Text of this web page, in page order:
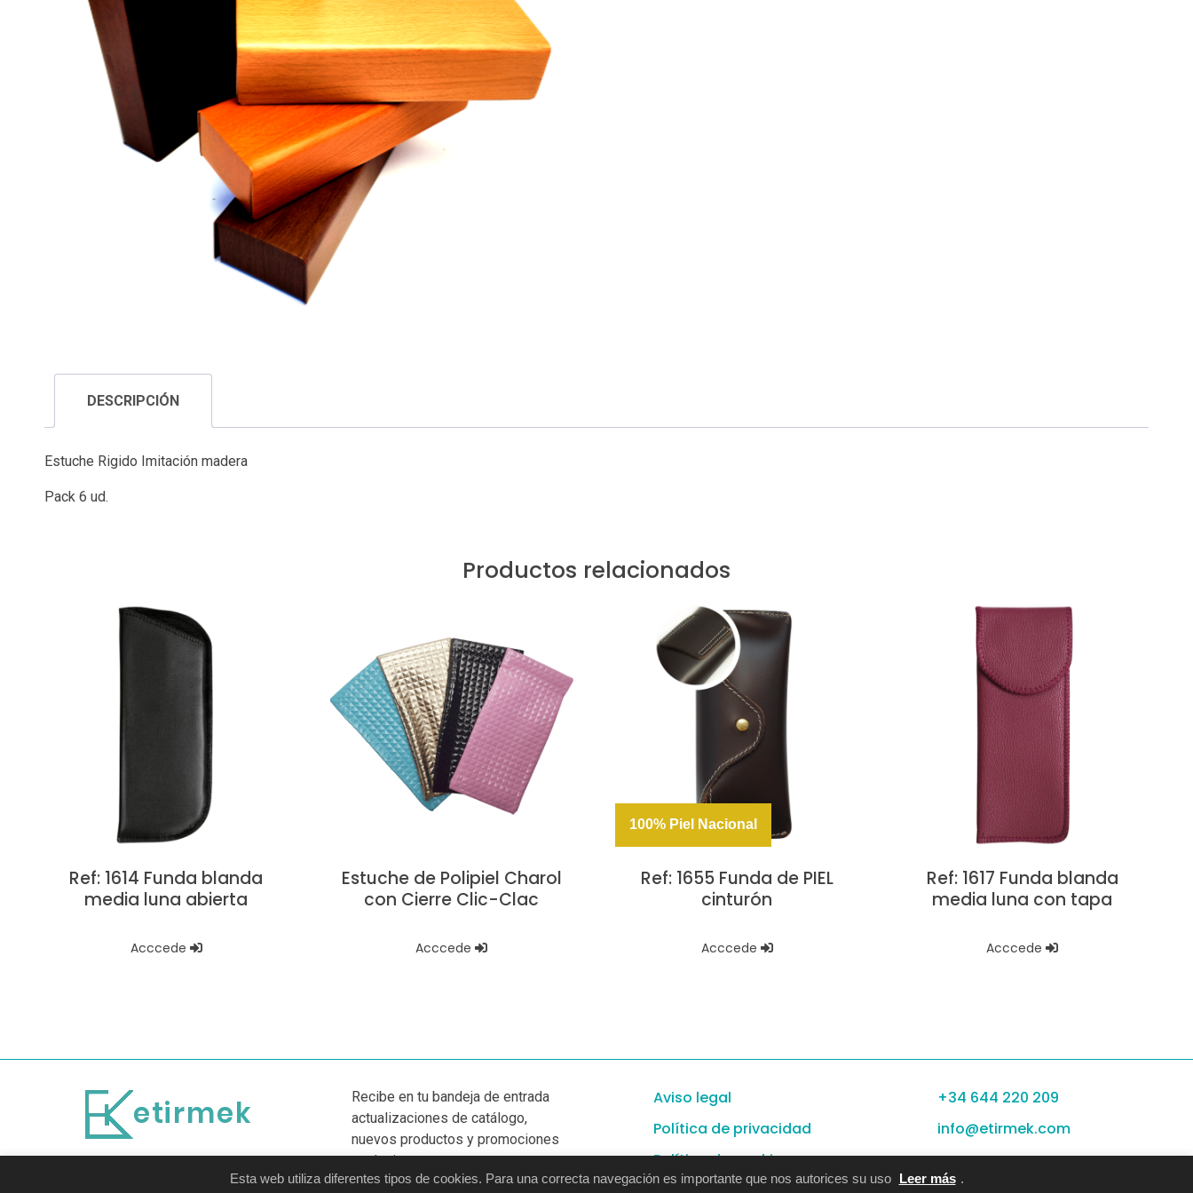
DESCRIPCIÓN
Estuche Rigido Imitación madera
Pack 6 ud.
Productos relacionados
Ref: 1614 Funda blanda
media luna abierta
Acccede
Estuche de Polipiel Charol
con Cierre Clic-Clac
Acccede
100% Piel Nacional
Ref: 1655 Funda de PIEL
cinturón
Acccede
Ref: 1617 Funda blanda
media luna con tapa
Acccede
Recibe en tu bandeja de entrada
actualizaciones de catálogo,
nuevos productos y promociones
exclusivas:
Aviso legal
Política de privacidad
Política de cookies
+34 644 220 209
info@etirmek.com
Esta web utiliza diferentes tipos de cookies. Para una correcta navegación es importante que nos autorices su uso Leer más .